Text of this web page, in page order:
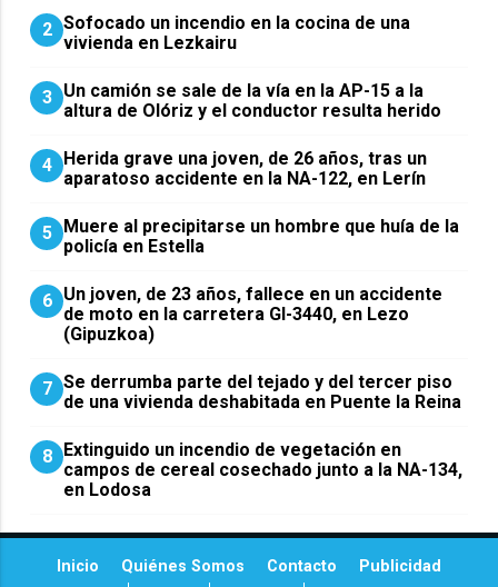
2 Sofocado un incendio en la cocina de una
vivienda en Lezkairu
3 Un camión se sale de la vía en la AP-15 a la
altura de Olóriz y el conductor resulta herido
4 Herida grave una joven, de 26 años, tras un
aparatoso accidente en la NA-122, en Lerín
5 Muere al precipitarse un hombre que huía de la
policía en Estella
6 Un joven, de 23 años, fallece en un accidente
de moto en la carretera GI-3440, en Lezo
(Gipuzkoa)
7 Se derrumba parte del tejado y del tercer piso
de una vivienda deshabitada en Puente la Reina
8 Extinguido un incendio de vegetación en
campos de cereal cosechado junto a la NA-134,
en Lodosa
Inicio Quiénes Somos Contacto
Publicidad